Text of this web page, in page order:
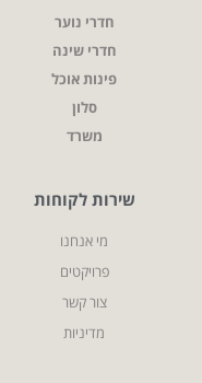
חדרי נוער
חדרי שינה
פינות אוכל
סלון
משרד
שירות לקוחות
מי אנחנו
פרויקטים
צור קשר
מדיניות